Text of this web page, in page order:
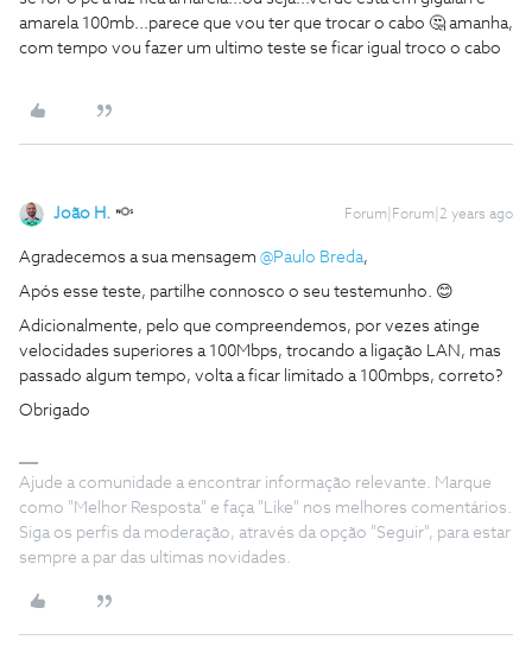
amarela 100mb...parece que vou ter que trocar o cabo 🤔 amanha,
com tempo vou fazer um ultimo teste se ficar igual troco o cabo
João H. Forum|Forum|2 years ago
Agradecemos a sua mensagem @Paulo Breda,
Após esse teste, partilhe connosco o seu testemunho. 😊
Adicionalmente, pelo que compreendemos, por vezes atinge
velocidades superiores a 100Mbps, trocando a ligação LAN, mas
passado algum tempo, volta a ficar limitado a 100mbps, correto?
Obrigado
Ajude a comunidade a encontrar informação relevante. Marque
como "Melhor Resposta" e faça "Like" nos melhores comentários.
Siga os perfis da moderação, através da opção "Seguir", para estar
sempre a par das ultimas novidades.